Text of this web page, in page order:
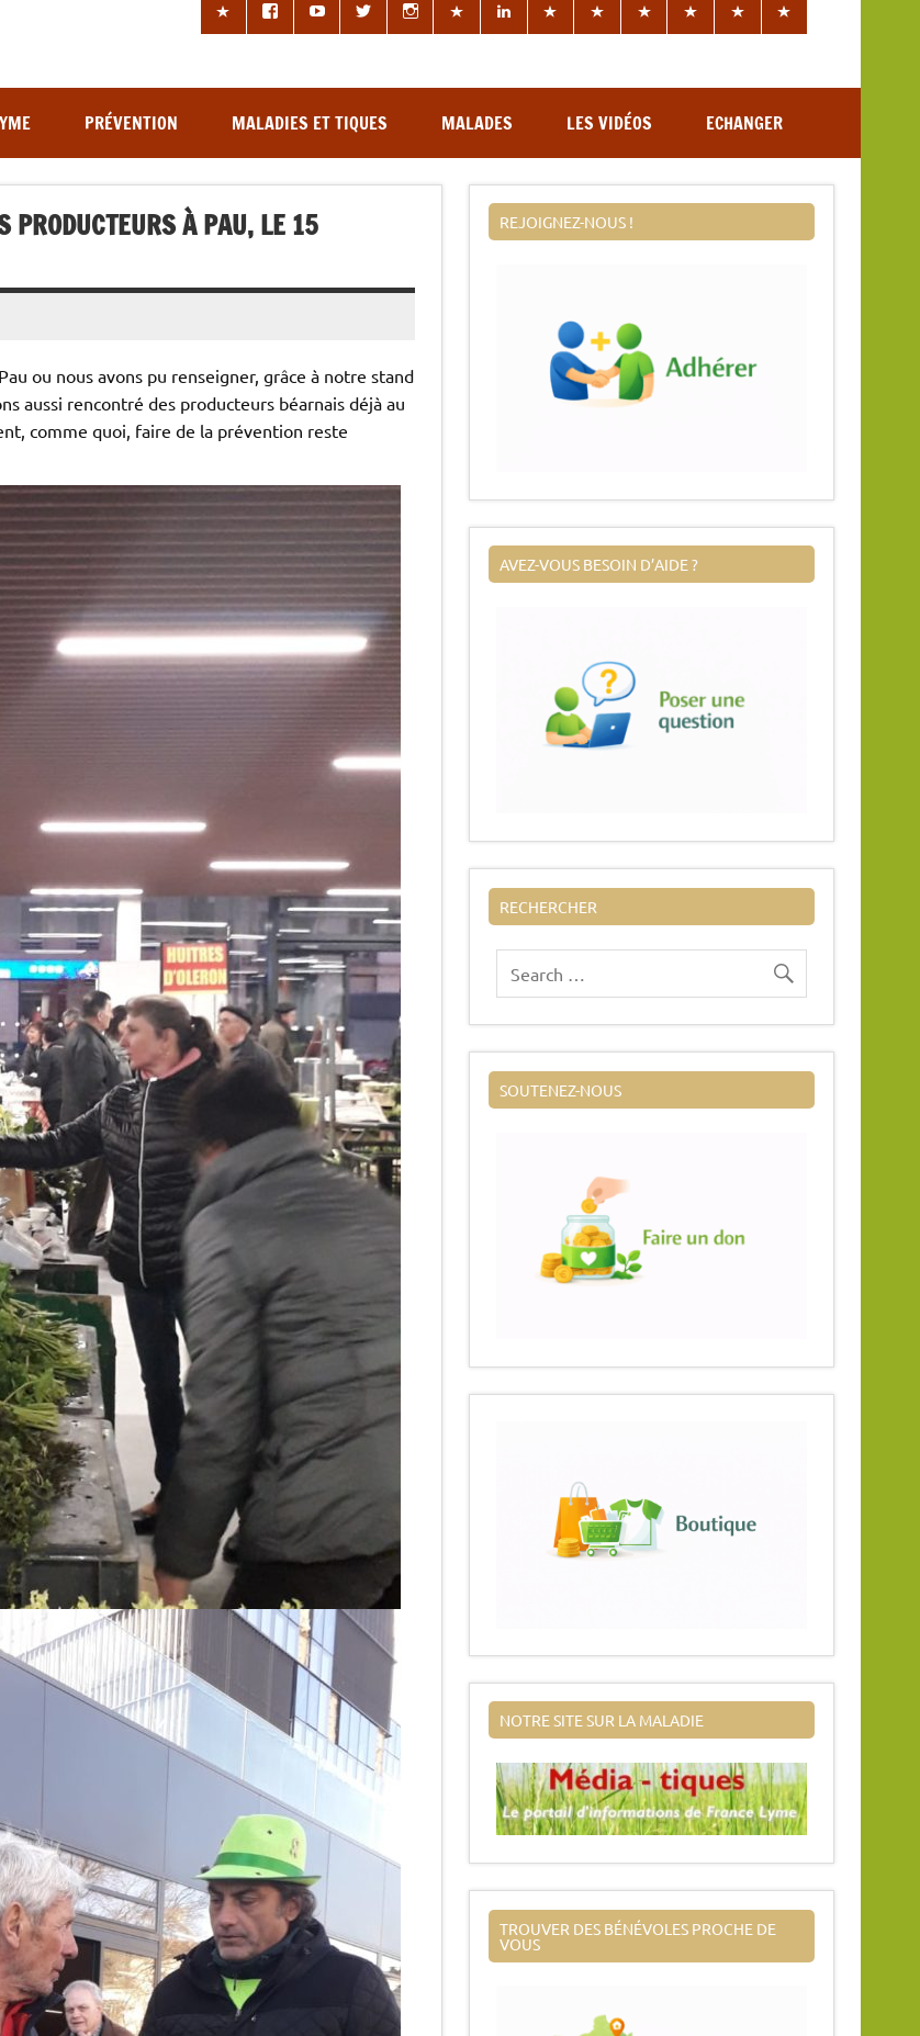
PRÉVENTION MALADIES ET TIQUES MALADES LES VIDÉOS ECHANGER
PRODUCTEURS À PAU, LE 15
ou nous avons pu renseigner, grâce à notre stand
aussi rencontré des producteurs béarnais déjà au
comme quoi, faire de la prévention reste
REJOIGNEZ-NOUS !
AVEZ-VOUS BESOIN D’AIDE ?
RECHERCHER
SOUTENEZ-NOUS
NOTRE SITE SUR LA MALADIE
TROUVER DES BÉNÉVOLES PROCHE DE
VOUS